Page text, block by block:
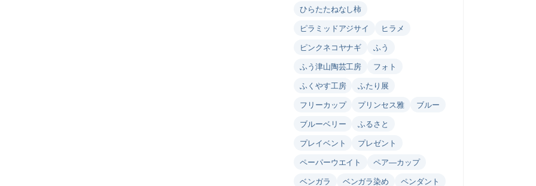
ひらたたねなし柿
ピラミッドアジサイ
ヒラメ
ピンクネコヤナギ
ふう
ふう津山陶芸工房
フォト
ふくやす工房
ふたり展
フリーカップ
プリンセス雅
ブルー
ブルーベリー
ふるさと
プレイベント
プレゼント
ペーパーウエイト
ペア―カップ
ベンガラ
ベンガラ染め
ペンダント